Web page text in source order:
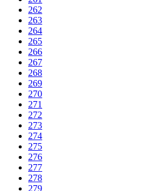
262
263
264
265
266
267
268
269
270
271
272
273
274
275
276
277
278
279